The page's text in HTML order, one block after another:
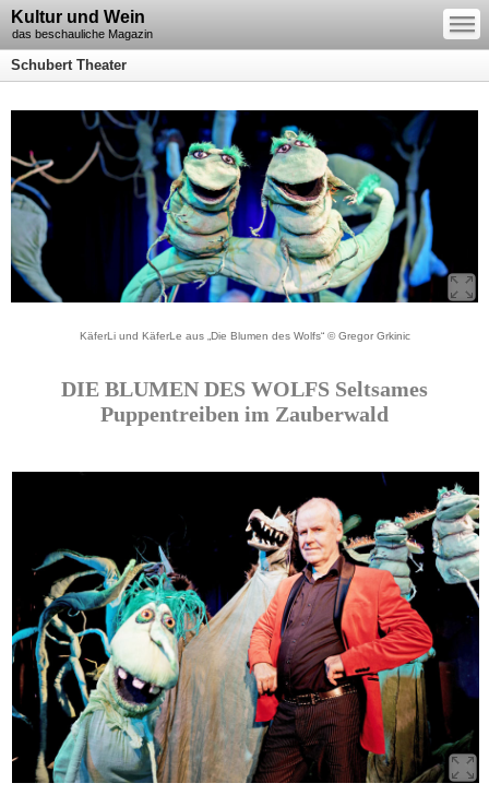
Kultur und Wein
das beschauliche Magazin
—
—
—
Schubert Theater
KäferLi und KäferLe aus „Die Blumen des Wolfs“ © Gregor Grkinic
DIE BLUMEN DES WOLFS Seltsames
Puppentreiben im Zauberwald